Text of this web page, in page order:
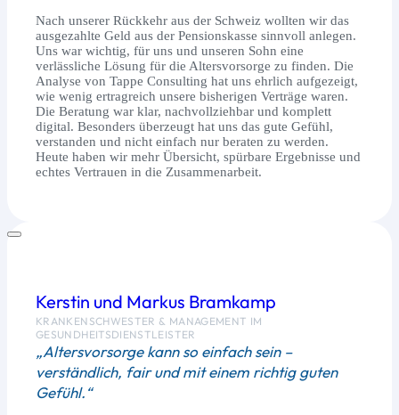
Nach unserer Rückkehr aus der Schweiz wollten wir das
ausgezahlte Geld aus der Pensionskasse sinnvoll anlegen.
Uns war wichtig, für uns und unseren Sohn eine
verlässliche Lösung für die Altersvorsorge zu finden. Die
Analyse von Tappe Consulting hat uns ehrlich aufgezeigt,
wie wenig ertragreich unsere bisherigen Verträge waren.
Die Beratung war klar, nachvollziehbar und komplett
digital. Besonders überzeugt hat uns das gute Gefühl,
verstanden und nicht einfach nur beraten zu werden.
Heute haben wir mehr Übersicht, spürbare Ergebnisse und
echtes Vertrauen in die Zusammenarbeit.
Kerstin und Markus Bramkamp
KRANKENSCHWESTER & MANAGEMENT IM
GESUNDHEITSDIENSTLEISTER
„Altersvorsorge kann so einfach sein –
verständlich, fair und mit einem richtig guten
Gefühl.“